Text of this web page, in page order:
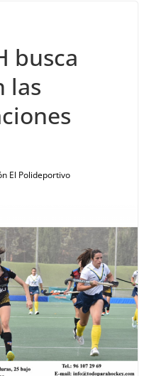
busca
las
El Polideportivo